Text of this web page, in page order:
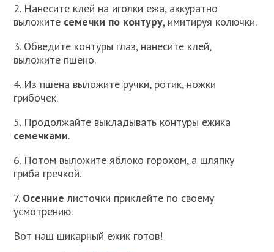
2. Нанесите клей на иголки ежа, аккуратно
выложите семечки по контуру, имитируя колючки.
3. Обведите контуры глаз, нанесите клей,
выложите пшено.
4. Из пшена выложите ручки, ротик, ножки
грибочек.
5. Продолжайте выкладывать контуры ежика
семечками.
6. Потом выложите яблоко горохом, а шляпку
гриба гречкой.
7. Осенние листочки приклейте по своему
усмотрению.
Вот наш шикарный ежик готов!